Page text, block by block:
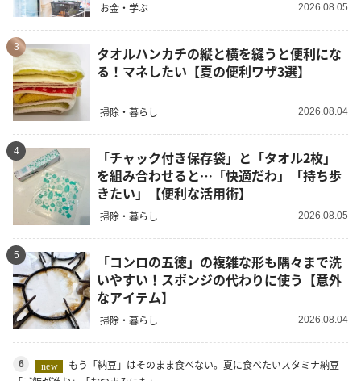
お金・学ぶ 2026.08.05
3
タオルハンカチの縦と横を縫うと便利にな
る！マネしたい【夏の便利ワザ3選】
掃除・暮らし 2026.08.04
4
「チャック付き保存袋」と「タオル2枚」
を組み合わせると…「快適だわ」「持ち歩
きたい」【便利な活用術】
掃除・暮らし 2026.08.05
5
「コンロの五徳」の複雑な形も隅々まで洗
いやすい！スポンジの代わりに使う【意外
なアイテム】
掃除・暮らし 2026.08.04
6 new
もう「納豆」はそのまま食べない。夏に食べたいスタミナ納豆